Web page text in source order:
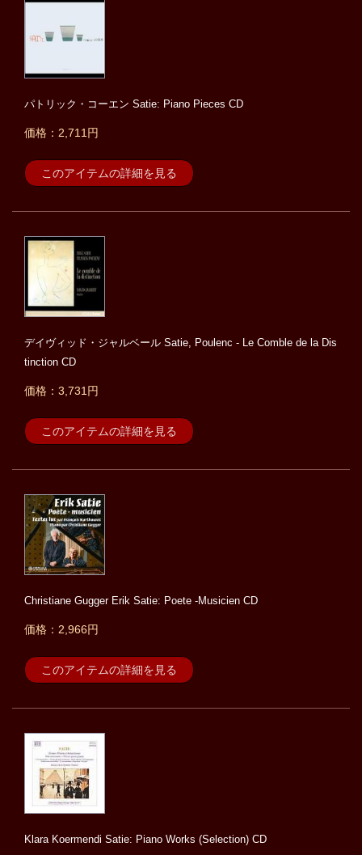
パトリック・コーエン Satie: Piano Pieces CD
価格：2,711円
このアイテムの詳細を見る
デイヴィッド・ジャルベール Satie, Poulenc - Le Comble de la Dis
tinction CD
価格：3,731円
このアイテムの詳細を見る
Christiane Gugger Erik Satie: Poete -Musicien CD
価格：2,966円
このアイテムの詳細を見る
Klara Koermendi Satie: Piano Works (Selection) CD